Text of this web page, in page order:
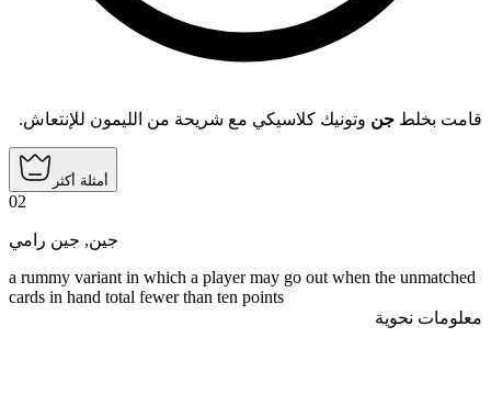
قامت بخلط جن وتونيك كلاسيكي مع شريحة من الليمون للإنتعاش.
أمثلة أكثر
02
جين, جين رامي
a rummy variant in which a player may go out when the unmatched
cards in hand total fewer than ten points
معلومات نحوية